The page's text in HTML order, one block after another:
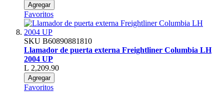
Agregar
Favoritos
SKU B60890881810
Llamador de puerta externa Freightliner Columbia LH
2004 UP
L 2,209.90
Agregar
Favoritos